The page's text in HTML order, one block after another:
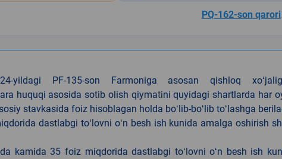
PQ-162-son qarori
yildagi PF-135-son Farmoniga asosan qishloq
huquqi asosida sotib olish qiymatini quyidagi shartlarda har
stavkasida foiz hisoblagan holda boʻlib-boʻlib toʻlashga
dastlabgi toʻlovni oʻn besh ish kunida amalga oshirish
kamida 35 foiz miqdorida dastlabgi toʻlovni oʻn besh ish